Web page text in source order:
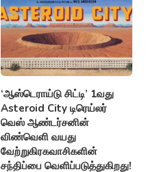
‘ஆஸ்டெராய்டு சிட்டி’ 1வது
Asteroid City டிரெய்லர்
வெஸ் ஆண்டர்சனின்
விண்வெளி வயது
வேற்றுகிரகவாசிகளின்
சந்திப்பை வெளிப்படுத்துகிறது!